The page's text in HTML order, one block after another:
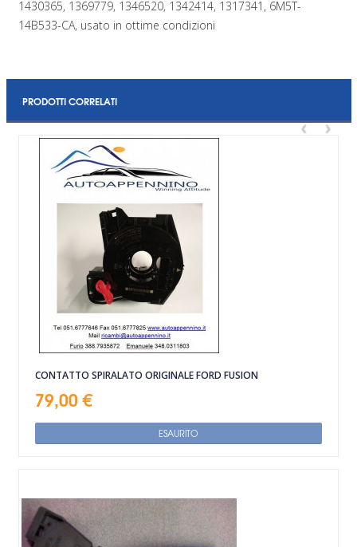
1430365, 1369779, 1346520, 1342414, 1317341, 6M5T-
14B533-CA, usato in ottime condizioni
PRODOTTI CORRELATI
‹ ›
CONTATTO SPIRALATO ORIGINALE FORD FUSION
79,00 €
ESAURITO